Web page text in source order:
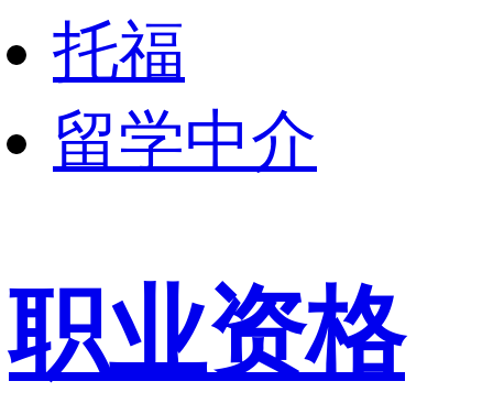
托福
留学中介
职业资格